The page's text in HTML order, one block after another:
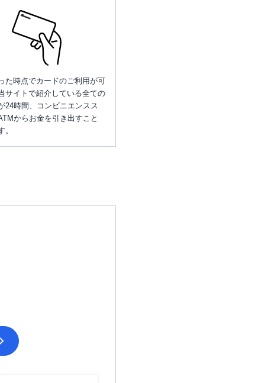
た時点でカードのご利用が可
サイトで紹介している全ての
24時間、コンビニエンスス
からお金を引き出すこと
。